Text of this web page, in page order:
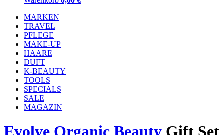
MARKEN
TRAVEL
PFLEGE
MAKE-UP
HAARE
DUFT
K-BEAUTY
TOOLS
SPECIALS
SALE
MAGAZIN
Evolve Organic Beauty Gift Set